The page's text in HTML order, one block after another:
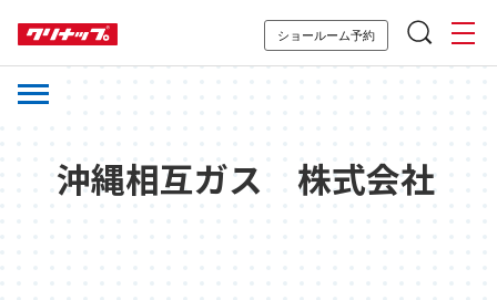
ショールーム予約
沖縄相互ガス 株式会社